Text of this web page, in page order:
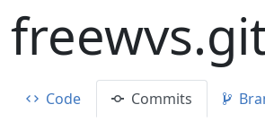
Code Commits